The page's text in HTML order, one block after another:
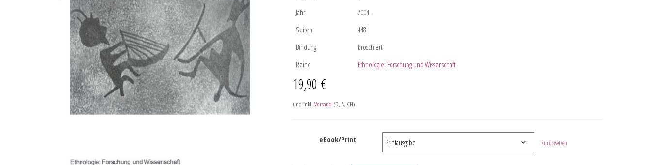
Jahr
2004
Seiten
448
Bindung
broschiert
Reihe
Ethnologie: Forschung und Wissenschaft
19,90 €
und inkl. Versand (D, A, CH)
eBook/Print Zurücksetzen